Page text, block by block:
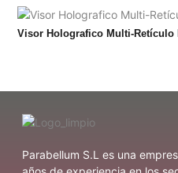
Visor Holografico Multi-Retículo
Parabellum S.L es una